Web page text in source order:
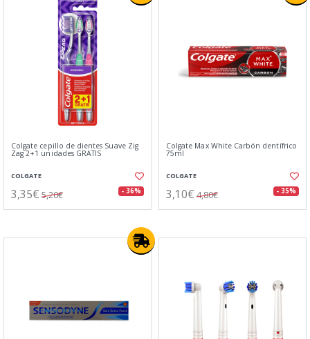
Colgate cepillo de dientes Suave Zig
Zag 2+1 unidades GRATIS
COLGATE
3,35€ 5,20€ - 36%
Colgate Max White Carbón dentífrico
75ml
COLGATE
3,10€ 4,80€ - 35%